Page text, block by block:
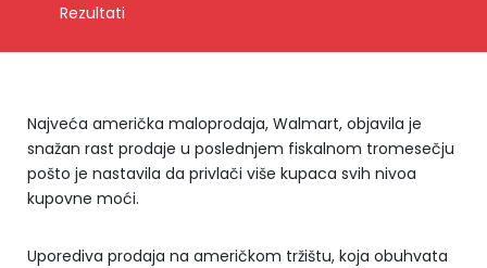
Rezultati
Najveća američka maloprodaja, Walmart, objavila je
snažan rast prodaje u poslednjem fiskalnom tromesečju
pošto je nastavila da privlači više kupaca svih nivoa
kupovne moći.
Uporediva prodaja na američkom tržištu, koja obuhvata